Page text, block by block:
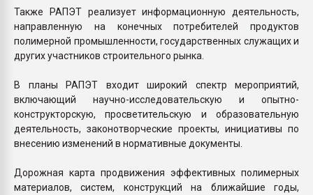
Также РАПЭТ реализует информационную деятельность,
направленную на конечных потребителей продуктов
полимерной промышленности, государственных служащих и
других участников строительного рынка.
В планы РАПЭТ входит широкий спектр мероприятий,
включающий научно-исследовательскую и опытно-
конструкторскую, просветительскую и образовательную
деятельность, законотворческие проекты, инициативы по
внесению изменений в нормативные документы.
Дорожная карта продвижения эффективных полимерных
материалов, систем, конструкций на ближайшие годы,